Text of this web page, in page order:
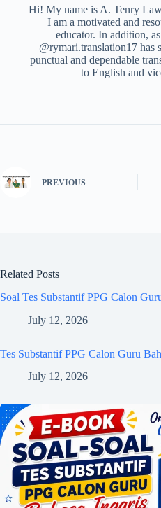
Hi! My name is A. Tenry
I am a motivated and
educator. In addition,
@rymari.translation17 has
punctual and dependable
to English and
PREVIOUS
Related Posts
Soal Tes Substantif PPG Calon
July 12, 2026
Tes Substantif PPG Calon Guru
July 12, 2026